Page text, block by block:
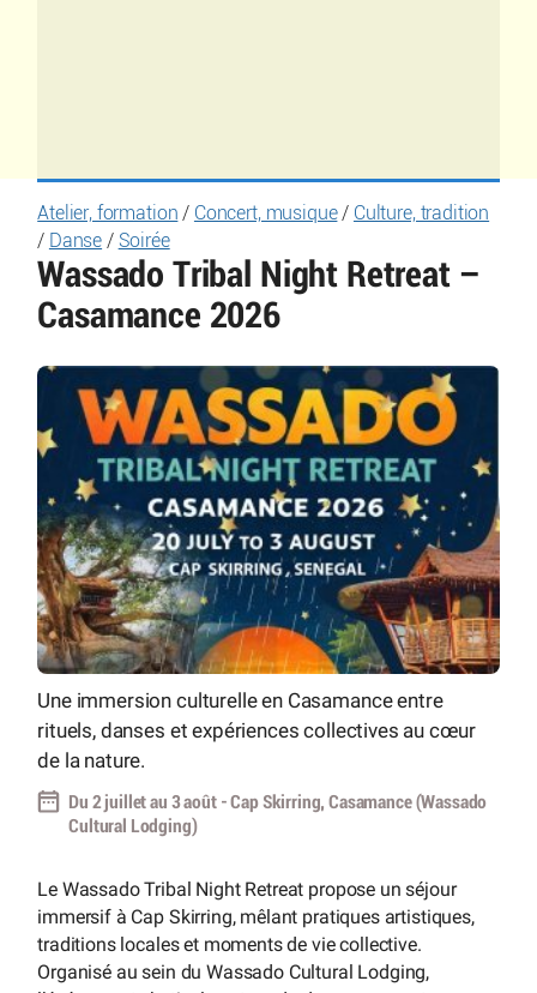
Atelier, formation / Concert, musique/ Culture, tradition
/
Danse / Soirée
Wassado Tribal Night Retreat –
Casamance 2026
Une immersion culturelle en Casamance entre
rituels, danses et expériences collectives au cœur
de la nature.
Du 2 juillet au 3 août - Cap Skirring, Casamance (Wassado
Cultural Lodging)
Le Wassado Tribal Night Retreat propose un séjour
immersif à Cap Skirring, mêlant pratiques artistiques,
traditions locales et moments de vie collective.
Organisé au sein du Wassado Cultural Lodging,